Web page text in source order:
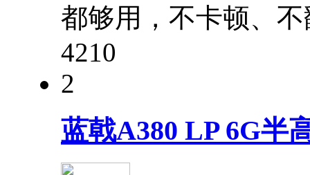
都够用，不卡顿、
421 0
2
蓝戟A380 LP 6G半